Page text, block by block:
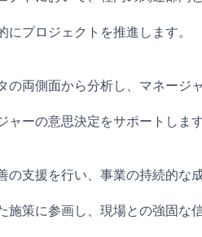
プロジェクトを推進します。
両側面から分析し、マネージ
ーの意思決定をサポートします
支援を行い、事業の持続的な
策に参画し、現場との強固な